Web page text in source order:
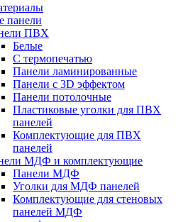
панели
ПВХ
Белые
С термопечатью
Панели ламинированные
Панели с 3D эффектом
Панели потолочные
Пластиковые уголки для ПВХ
панелей
Комплектующие для ПВХ
панелей
МДФ и комплектующие
Панели МДФ
Уголки для МДФ панелей
Комплектующие для стеновых
панелей МДФ